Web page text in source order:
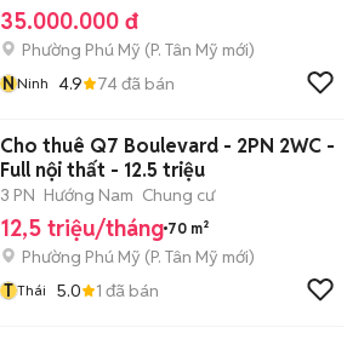
35.000.000 đ
Phường Phú Mỹ (P. Tân Mỹ mới)
NNinh 4.9 74đã bán
Cho thuê Q7 Boulevard - 2PN 2WC -
Full nội thất - 12.5 triệu
3 PN Hướng Nam Chung cư
12,5 triệu/tháng 70 m²
Phường Phú Mỹ (P. Tân Mỹ mới)
T Thái 5.0 1 đã bán